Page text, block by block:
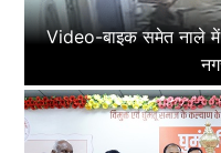
Video-बाइक समेत नाले में